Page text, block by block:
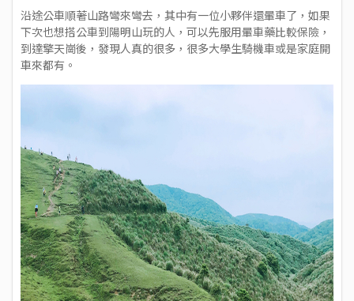
沿途公車順著山路彎來彎去，其中有一位小夥伴還暈車了，如果
下次也想搭公車到陽明山玩的人，可以先服用暈車藥比較保險，
到達擎天崗後，發現人真的很多，很多大學生騎機車或是家庭開
車來都有。